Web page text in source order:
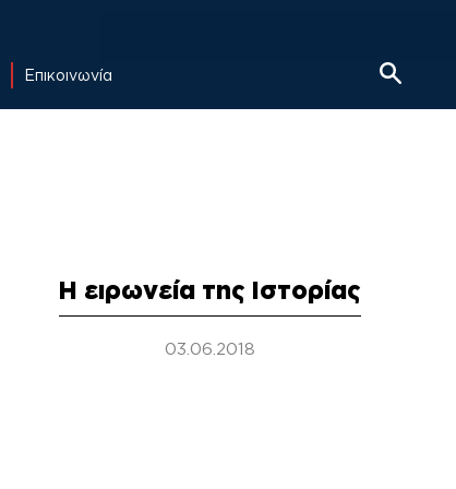
Επικοινωνία
Η ειρωνεία της Ιστορίας
03.06.2018